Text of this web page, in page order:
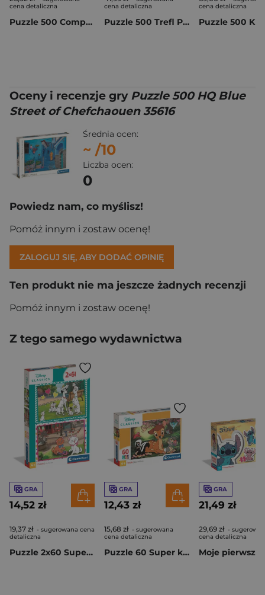
cena detaliczna
Puzzle 500 Compact Blue Street of Chefchaouen 35621
cena detaliczna
Puzzle 500 Trefl Premium Plus Tea Time Kamper 37611
cena detaliczna
Oceny i recenzje gry Puzzle 500 HQ Blue
Street of Chefchaouen 35616
Średnia ocen:
~ /10
Liczba ocen:
0
Powiedz nam, co myślisz!
Pomóż innym i zostaw ocenę!
ZALOGUJ SIĘ, ABY DODAĆ OPINIĘ
Ten produkt nie ma jeszcze żadnych recenzji
Pomóż innym i zostaw ocenę!
Z tego samego wydawnictwa
GRA
14,52 zł
19,37 zł - sugerowana cena
detaliczna
Puzzle 2x60 Super kolor Disney Classics 24836
GRA
12,43 zł
15,68 zł - sugerowana
cena detaliczna
Puzzle 60 Super kolor Bambi 26319
GRA
21,49 zł
29,69 zł -
cena detaliczna